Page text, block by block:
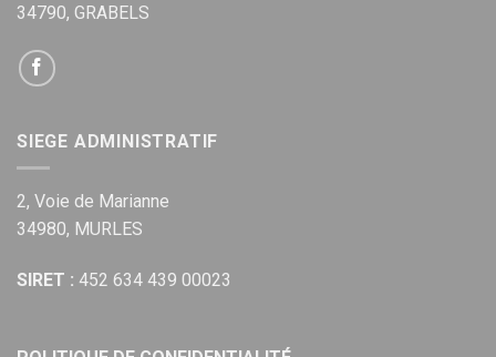
34790, GRABELS
SIEGE ADMINISTRATIF
2, Voie de Marianne
34980, MURLES
SIRET : 452 634 439 00023